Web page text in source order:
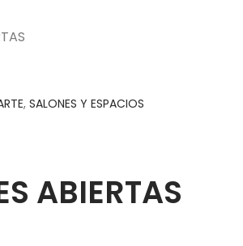
, SALONES Y ESPACIOS
ABIERTAS